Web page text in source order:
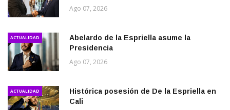
Ago 07, 2026
ACTUALIDAD
Abelardo de la Espriella asume la
Presidencia
Ago 07, 2026
ACTUALIDAD
Histórica posesión de De la Espriella en
Cali